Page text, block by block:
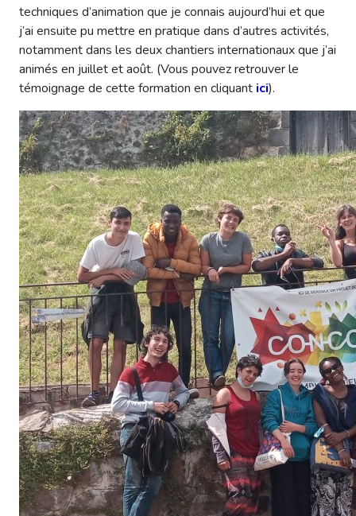
techniques d’animation que je connais aujourd’hui et que
j’ai ensuite pu mettre en pratique dans d’autres activités,
notamment dans les deux chantiers internationaux que j’ai
animés en juillet et août. (Vous pouvez retrouver le
témoignage de cette formation en cliquant ici).